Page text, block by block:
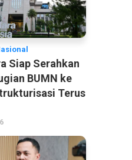
Siap Serahkan
BUMN ke
Terus